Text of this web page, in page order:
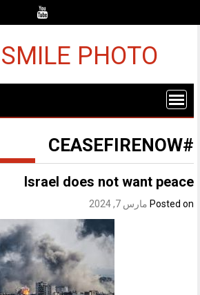
PHOTO
#CEASEFIRENOW
Israel does not want peace
Posted on مارس 7, 2024